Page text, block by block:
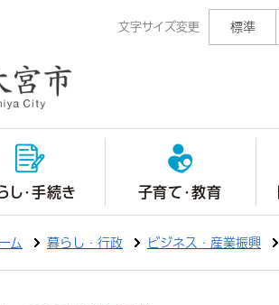
文字サイズ変更 標準
し・手続き 子育て・教育
ム 暮らし・行政 ビジネス・産業振興